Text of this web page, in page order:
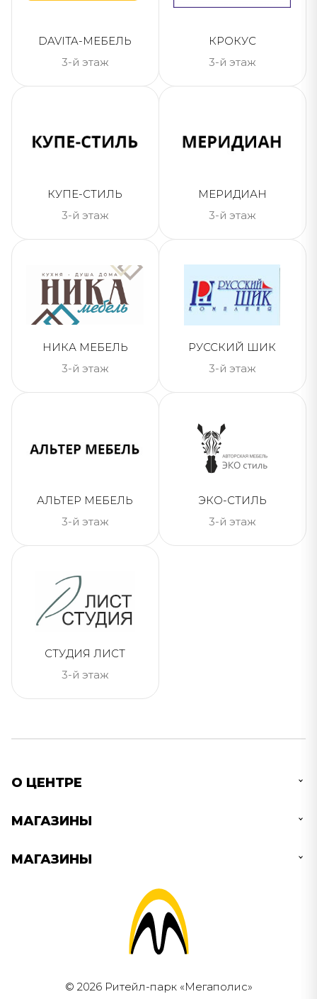
DAVITA-МЕБЕЛЬ
3-й этаж
КРОКУС
3-й этаж
КУПЕ-СТИЛЬ
3-й этаж
МЕРИДИАН
3-й этаж
НИКА МЕБЕЛЬ
3-й этаж
РУССКИЙ ШИК
3-й этаж
АЛЬТЕР МЕБЕЛЬ
3-й этаж
ЭКО-СТИЛЬ
3-й этаж
СТУДИЯ ЛИСТ
3-й этаж
О ЦЕНТРЕ
МАГАЗИНЫ
МАГАЗИНЫ
© 2026 Ритейл-парк «Мегаполис»